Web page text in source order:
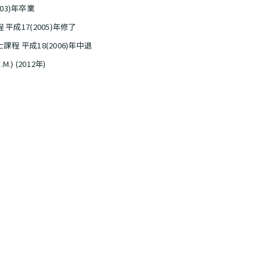
年卒業
平成17(2005)年修了
程 平成18(2006)年中退
(2012年)